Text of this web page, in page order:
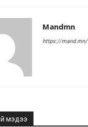
Mandmn
https://mand.mn/
мэдээ